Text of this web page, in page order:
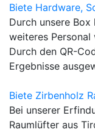
Biete Hardware,
Durch unsere
weiteres
Durch den QR-
Ergebnisse
Biete Zirbenholz
Bei unserer
Raumlüfter aus